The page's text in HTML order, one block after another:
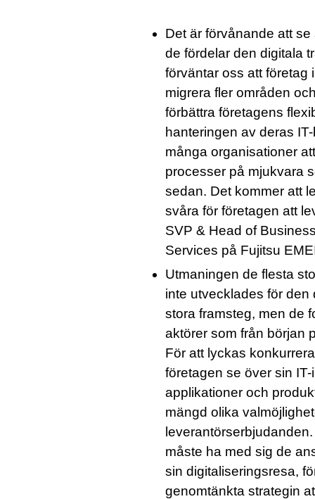
Det är förvånande att
de fördelar den digitala
förväntar oss att företag
migrera fler områden
förbättra företagens
hanteringen av deras
många organisationer
processer på mjukvara
sedan. Det kommer att
svåra för företagen att
SVP & Head of
Services på Fujitsu
Utmaningen de flesta
inte utvecklades för den
stora framsteg, men de
aktörer som från början
För att lyckas
företagen se över sin
applikationer och
mängd olika
måste ha med sig de
sin digitaliseringsresa,
genomtänkta strategin